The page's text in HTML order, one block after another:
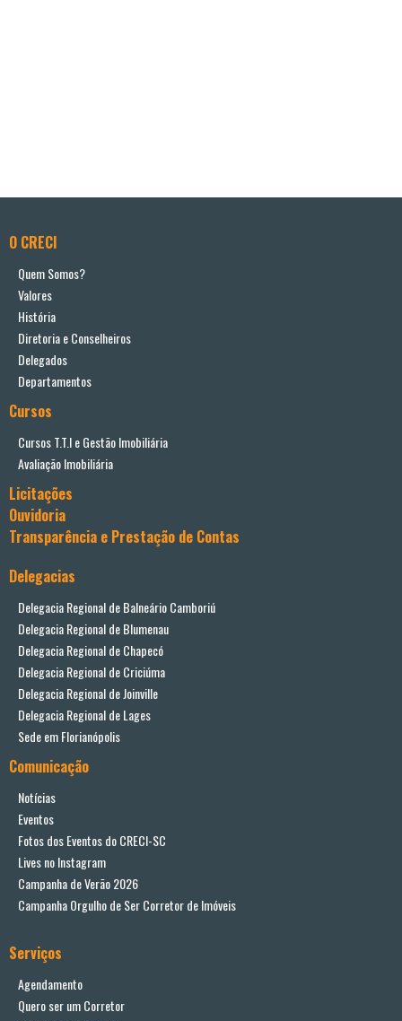
O CRECI
Quem Somos?
Valores
História
Diretoria e Conselheiros
Delegados
Departamentos
Cursos
Cursos T.T.I e Gestão Imobiliária
Avaliação Imobiliária
Licitações
Ouvidoria
Transparência e Prestação de Contas
Delegacias
Delegacia Regional de Balneário Camboriú
Delegacia Regional de Blumenau
Delegacia Regional de Chapecó
Delegacia Regional de Criciúma
Delegacia Regional de Joinville
Delegacia Regional de Lages
Sede em Florianópolis
Comunicação
Notícias
Eventos
Fotos dos Eventos do CRECI-SC
Lives no Instagram
Campanha de Verão 2026
Campanha Orgulho de Ser Corretor de Imóveis
Serviços
Agendamento
Quero ser um Corretor